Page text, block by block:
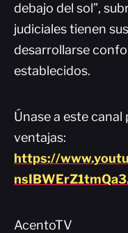
debajo del sol”,
judiciales tienen
desarrollarse
establecidos.
Únase a este
ventajas:
https://
AcentoTV